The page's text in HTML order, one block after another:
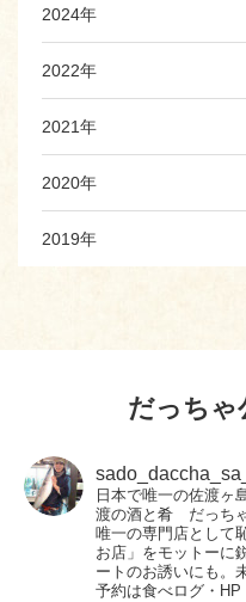
2024年
2022年
2021年
2020年
2019年
だっちゃ
日本で唯一の佐渡ヶ
渡の酒と肴 だっちゃ
唯一の専門店として
お店」をモットーに
ートのお誘いにも。
予約は食べログ・